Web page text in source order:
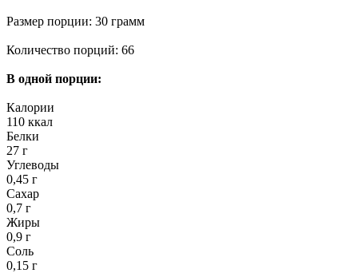
Размер порции: 30 грамм
Количество порций: 66
В одной порции:
Калории
110 ккал
Белки
27 г
Углеводы
0,45 г
Сахар
0,7 г
Жиры
0,9 г
Соль
0,15 г